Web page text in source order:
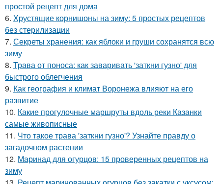
простой рецепт для дома
6. Хрустящие корнишоны на зиму: 5 простых рецептов
без стерилизации
7. Секреты хранения: как яблоки и груши сохранятся всю
зиму
8. Трава от поноса: как заваривать 'заткни гузно' для
быстрого облегчения
9. Как география и климат Воронежа влияют на его
развитие
10. Какие прогулочные маршруты вдоль реки Казанки
самые живописные
11. Что такое трава 'заткни гузно'? Узнайте правду о
загадочном растении
12. Маринад для огурцов: 15 проверенных рецептов на
зиму